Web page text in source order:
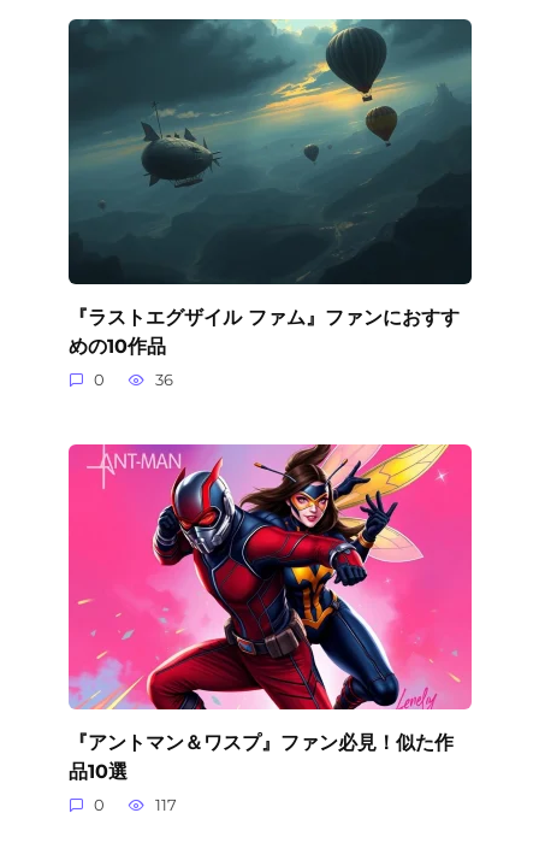
『ラストエグザイル ファム』ファンにおすす
めの10作品
0 36
『アントマン＆ワスプ』ファン必見！似た作
品10選
0 117